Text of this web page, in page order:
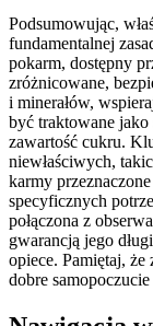
Podsumowując,
fundamentalnej
pokarm, dostępny
zróżnicowane,
i minerałów,
być traktowane
zawartość cukru.
niewłaściwych,
karmy
specyficznych
połączona z
gwarancją jego
opiece. Pamiętaj,
dobre